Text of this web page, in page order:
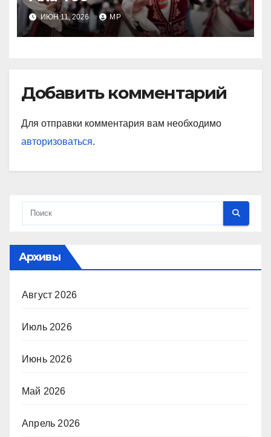
ИЮН 11, 2026 MP
Добавить комментарий
Для отправки комментария вам необходимо
авторизоваться.
Архивы
Август 2026
Июль 2026
Июнь 2026
Май 2026
Апрель 2026